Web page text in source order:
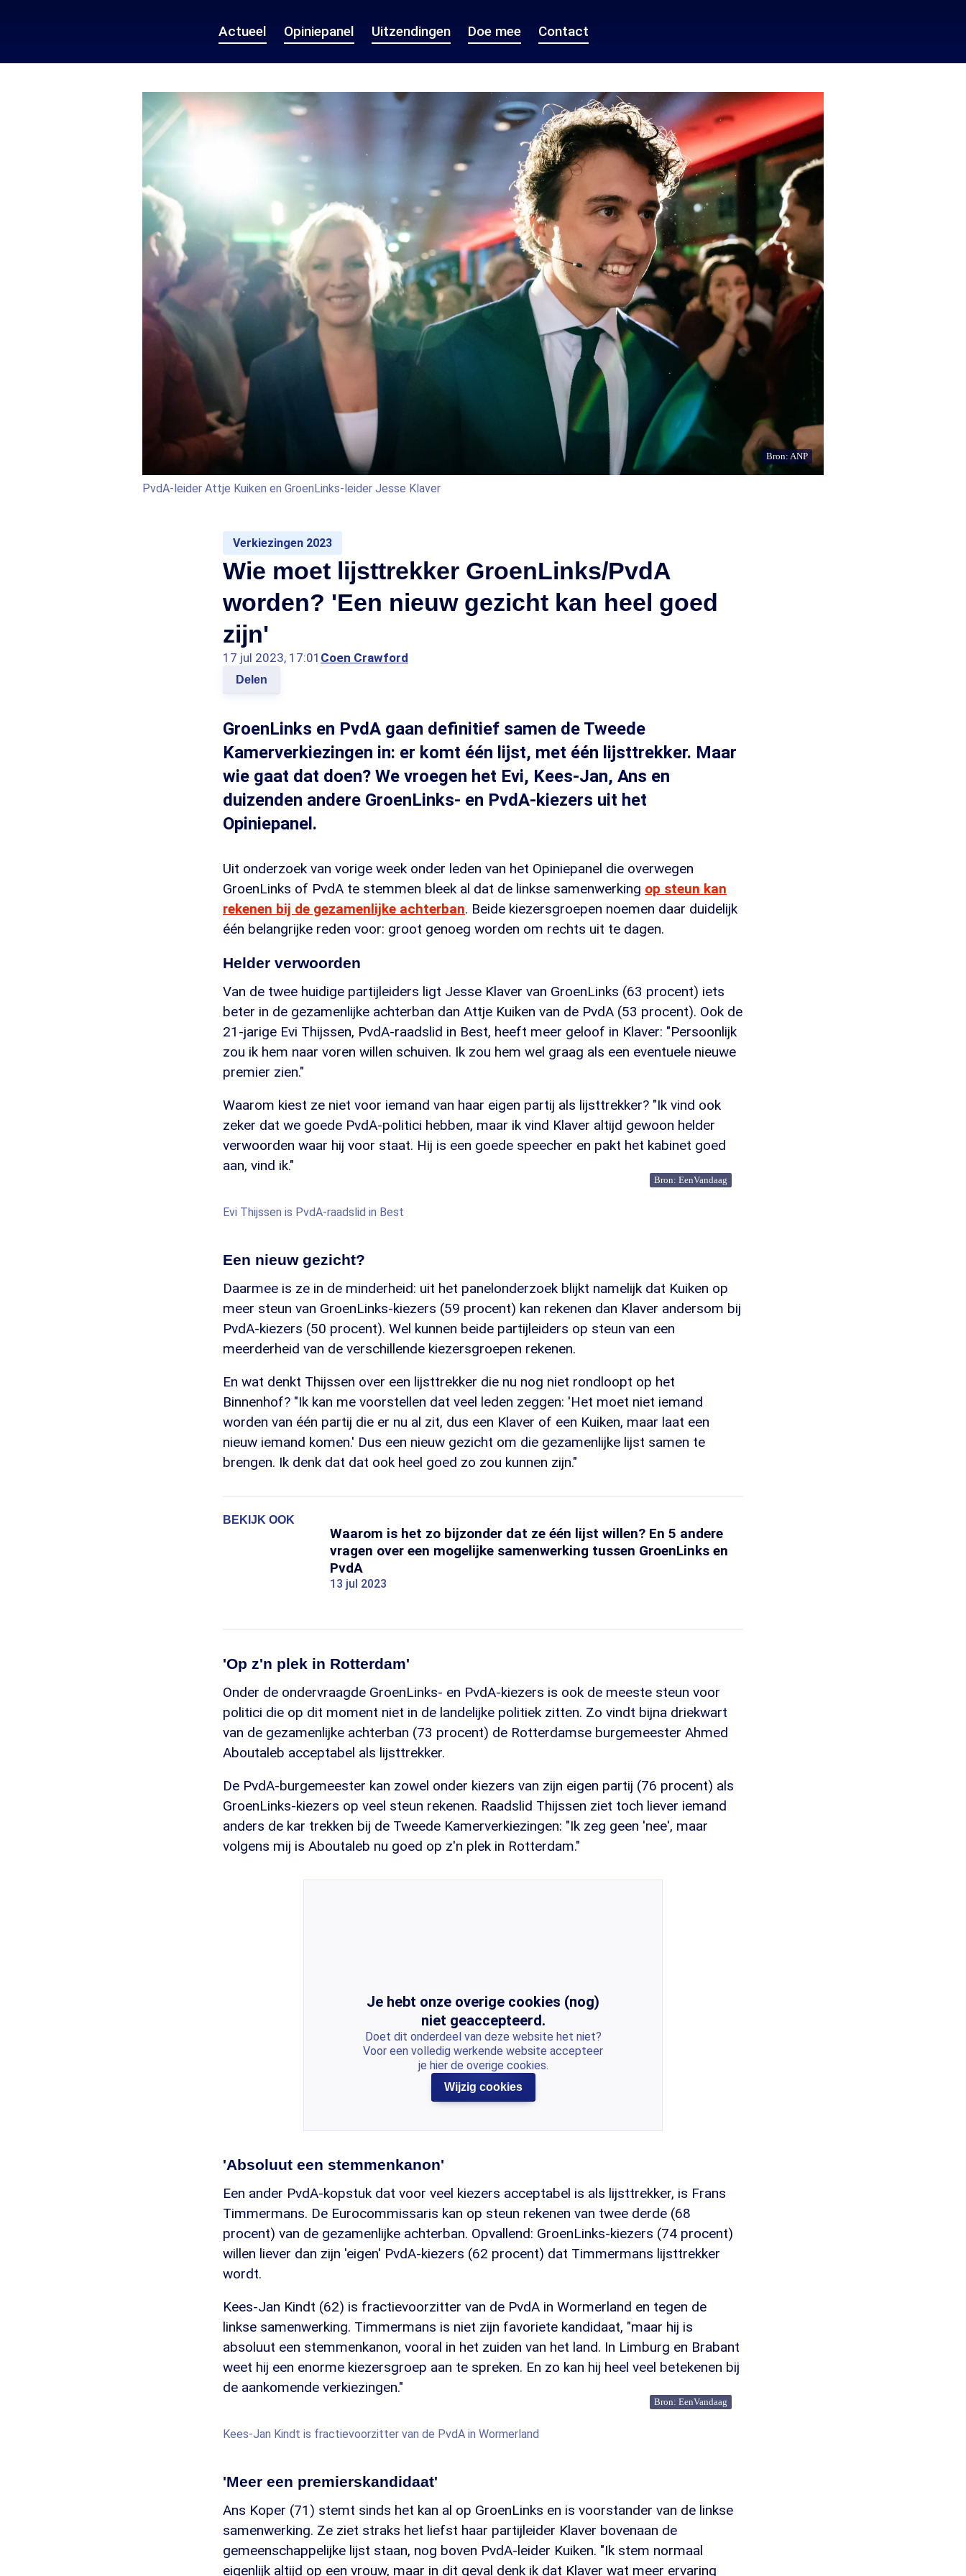
Actueel Opiniepanel Uitzendingen Doe mee Contact
Bron: ANP
PvdA-leider Attje Kuiken en GroenLinks-leider Jesse Klaver
Verkiezingen 2023
Wie moet lijsttrekker GroenLinks/PvdA
worden? 'Een nieuw gezicht kan heel goed
zijn'
17 jul 2023, 17:01 Coen Crawford
Delen
GroenLinks en PvdA gaan definitief samen de Tweede
Kamerverkiezingen in: er komt één lijst, met één lijsttrekker. Maar
wie gaat dat doen? We vroegen het Evi, Kees-Jan, Ans en
duizenden andere GroenLinks- en PvdA-kiezers uit het
Opiniepanel.
Uit onderzoek van vorige week onder leden van het Opiniepanel die overwegen
GroenLinks of PvdA te stemmen bleek al dat de linkse samenwerking op steun kan
rekenen bij de gezamenlijke achterban. Beide kiezersgroepen noemen daar duidelijk
één belangrijke reden voor: groot genoeg worden om rechts uit te dagen.
Helder verwoorden
Van de twee huidige partijleiders ligt Jesse Klaver van GroenLinks (63 procent) iets
beter in de gezamenlijke achterban dan Attje Kuiken van de PvdA (53 procent). Ook de
21-jarige Evi Thijssen, PvdA-raadslid in Best, heeft meer geloof in Klaver: "Persoonlijk
zou ik hem naar voren willen schuiven. Ik zou hem wel graag als een eventuele nieuwe
premier zien."
Waarom kiest ze niet voor iemand van haar eigen partij als lijsttrekker? "Ik vind ook
zeker dat we goede PvdA-politici hebben, maar ik vind Klaver altijd gewoon helder
verwoorden waar hij voor staat. Hij is een goede speecher en pakt het kabinet goed
aan, vind ik."
Bron: EenVandaag
Evi Thijssen is PvdA-raadslid in Best
Een nieuw gezicht?
Daarmee is ze in de minderheid: uit het panelonderzoek blijkt namelijk dat Kuiken op
meer steun van GroenLinks-kiezers (59 procent) kan rekenen dan Klaver andersom bij
PvdA-kiezers (50 procent). Wel kunnen beide partijleiders op steun van een
meerderheid van de verschillende kiezersgroepen rekenen.
En wat denkt Thijssen over een lijsttrekker die nu nog niet rondloopt op het
Binnenhof? "Ik kan me voorstellen dat veel leden zeggen: 'Het moet niet iemand
worden van één partij die er nu al zit, dus een Klaver of een Kuiken, maar laat een
nieuw iemand komen.' Dus een nieuw gezicht om die gezamenlijke lijst samen te
brengen. Ik denk dat dat ook heel goed zo zou kunnen zijn."
BEKIJK OOK
Waarom is het zo bijzonder dat ze één lijst willen? En 5 andere
vragen over een mogelijke samenwerking tussen GroenLinks en
PvdA
13 jul 2023
'Op z'n plek in Rotterdam'
Onder de ondervraagde GroenLinks- en PvdA-kiezers is ook de meeste steun voor
politici die op dit moment niet in de landelijke politiek zitten. Zo vindt bijna driekwart
van de gezamenlijke achterban (73 procent) de Rotterdamse burgemeester Ahmed
Aboutaleb acceptabel als lijsttrekker.
De PvdA-burgemeester kan zowel onder kiezers van zijn eigen partij (76 procent) als
GroenLinks-kiezers op veel steun rekenen. Raadslid Thijssen ziet toch liever iemand
anders de kar trekken bij de Tweede Kamerverkiezingen: "Ik zeg geen 'nee', maar
volgens mij is Aboutaleb nu goed op z'n plek in Rotterdam."
Je hebt onze overige cookies (nog)
niet geaccepteerd.
Doet dit onderdeel van deze website het niet?
Voor een volledig werkende website accepteer
je hier de overige cookies.
Wijzig cookies
'Absoluut een stemmenkanon'
Een ander PvdA-kopstuk dat voor veel kiezers acceptabel is als lijsttrekker, is Frans
Timmermans. De Eurocommissaris kan op steun rekenen van twee derde (68
procent) van de gezamenlijke achterban. Opvallend: GroenLinks-kiezers (74 procent)
willen liever dan zijn 'eigen' PvdA-kiezers (62 procent) dat Timmermans lijsttrekker
wordt.
Kees-Jan Kindt (62) is fractievoorzitter van de PvdA in Wormerland en tegen de
linkse samenwerking. Timmermans is niet zijn favoriete kandidaat, "maar hij is
absoluut een stemmenkanon, vooral in het zuiden van het land. In Limburg en Brabant
weet hij een enorme kiezersgroep aan te spreken. En zo kan hij heel veel betekenen bij
de aankomende verkiezingen."
Bron: EenVandaag
Kees-Jan Kindt is fractievoorzitter van de PvdA in Wormerland
'Meer een premierskandidaat'
Ans Koper (71) stemt sinds het kan al op GroenLinks en is voorstander van de linkse
samenwerking. Ze ziet straks het liefst haar partijleider Klaver bovenaan de
gemeenschappelijke lijst staan, nog boven PvdA-leider Kuiken. "Ik stem normaal
eigenlijk altijd op een vrouw, maar in dit geval denk ik dat Klaver wat meer ervaring